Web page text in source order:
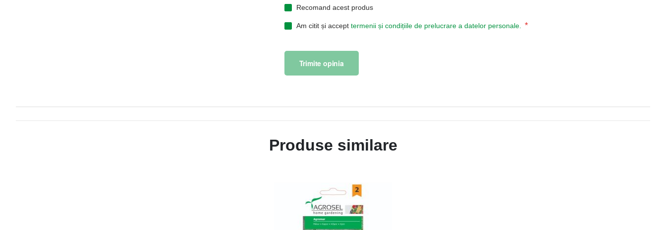
Recomand acest produs
Am citit și accept termenii și condițiile de prelucrare a datelor personale. *
Trimite opinia
Produse similare